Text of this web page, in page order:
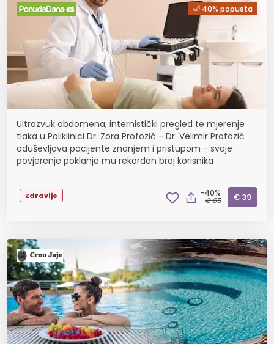
40% popusta
Ultrazvuk abdomena, internistički pregled te mjerenje
tlaka u Poliklinici Dr. Zora Profozić - Dr. Velimir Profozić
oduševljava pacijente znanjem i pristupom - svoje
povjerenje poklanja mu rekordan broj korisnika
Zdravlje -40%
€ 65 € 39